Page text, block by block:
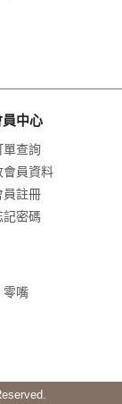
員中心
單查詢
會員資料
員註冊
記密碼
零嘴